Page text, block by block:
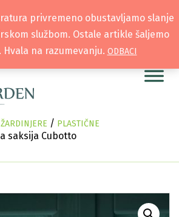
/ PLASTIČNE
saksija Cubotto
privremeno obustavljamo slanje
službom. Ostale artikle šaljemo
Hvala na razumevanju. ODBACI